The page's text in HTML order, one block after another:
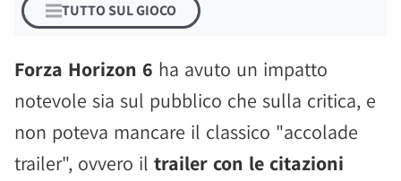
TUTTO SUL GIOCO
Forza Horizon 6 ha avuto un impatto
notevole sia sul pubblico che sulla critica, e
non poteva mancare il classico "accolade
trailer", ovvero il trailer con le citazioni